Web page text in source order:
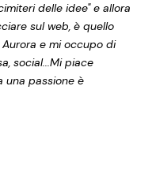
delle idee" e allora
sul web, è quello
e mi occupo di
social...Mi piace
una passione è